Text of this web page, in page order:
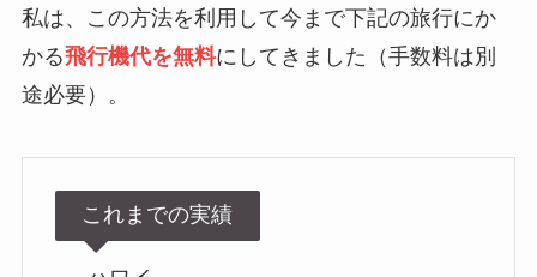
私は、この方法を利用して今まで下記の旅行にか
かる飛行機代を無料にしてきました（手数料は別
途必要）。
これまでの実績